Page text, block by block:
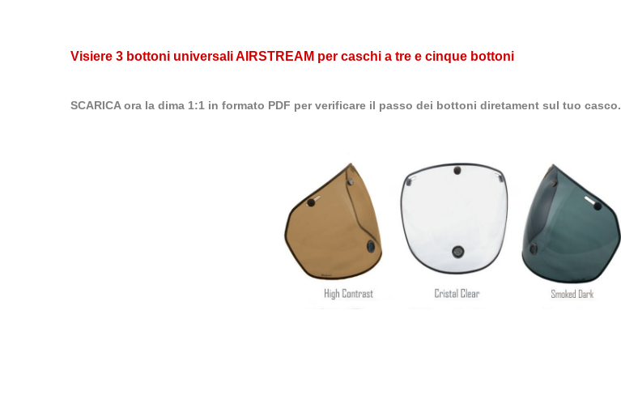
Visiere 3 bottoni universali AIRSTREAM per caschi a tre e cinque bottoni
SCARICA ora la dima 1:1 in formato PDF per verificare il passo dei bottoni diretament sul tuo casco.